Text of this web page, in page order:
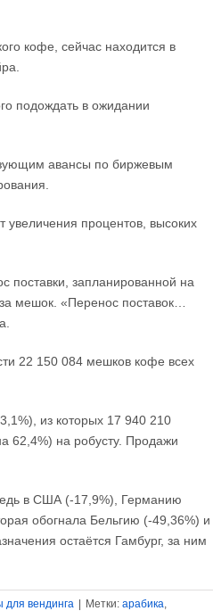
кофе, сейчас находится в
подождать в ожидании
авансы по биржевым
процентов, высоких
поставки, запланированной на
мешок. «Перенос поставок…
22 150 084 мешков кофе всех
из которых 17 940 210
62,4%) на робусту. Продажи
в США (-17,9%), Германию
обогнала Бельгию (-49,36%) и
остаётся Гамбург, за ним
для вендинга | Метки: арабика